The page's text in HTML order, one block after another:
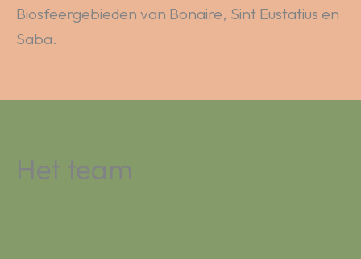
Biosfeergebieden van Bonaire, Sint Eustatius en
Saba.
Het team